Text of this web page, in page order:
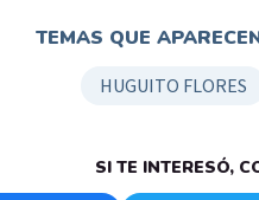
TEMAS QUE
HUGUITO FLORES
SI TE INTERESÓ,